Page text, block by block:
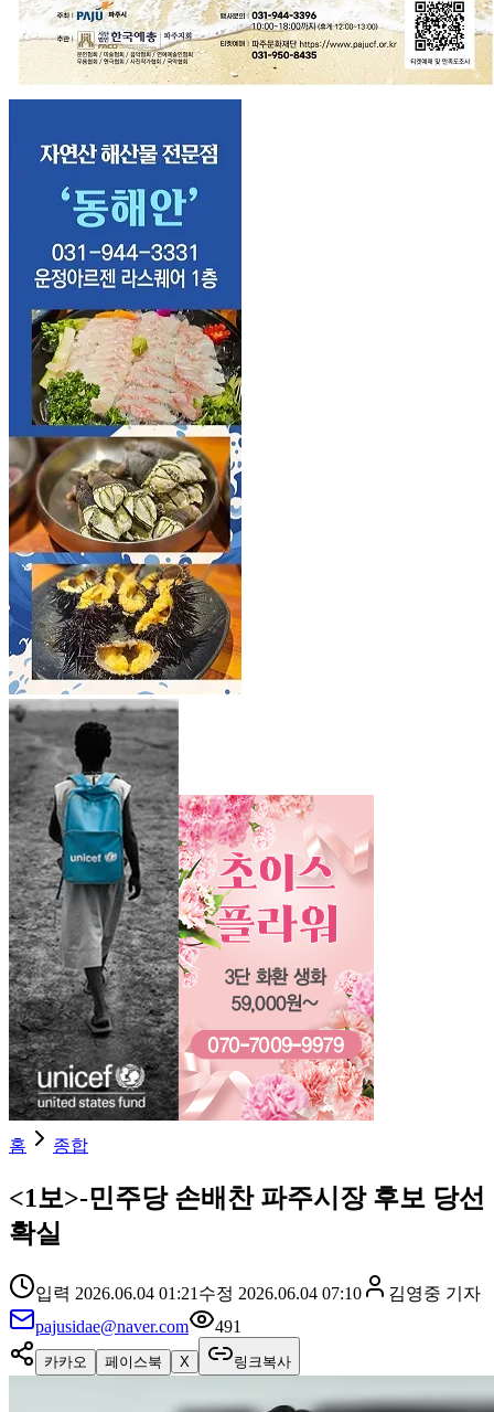
홈 종합
<1보>-민주당 손배찬 파주시장 후보 당선
확실
입력 2026.06.04 01:21 수정 2026.06.04 07:10 김영중 기자
pajusidae@naver.com
491
카카오 페이스북 X 링크복사